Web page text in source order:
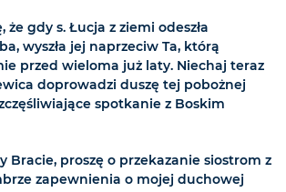
że gdy s. Łucja z ziemi odeszła
wyszła jej naprzeciw Ta, którą
przed wieloma już laty. Niechaj teraz
doprowadzi duszę tej pobożnej
spotkanie z Boskim
Bracie, proszę o przekazanie siostrom z
zapewnienia o mojej duchowej